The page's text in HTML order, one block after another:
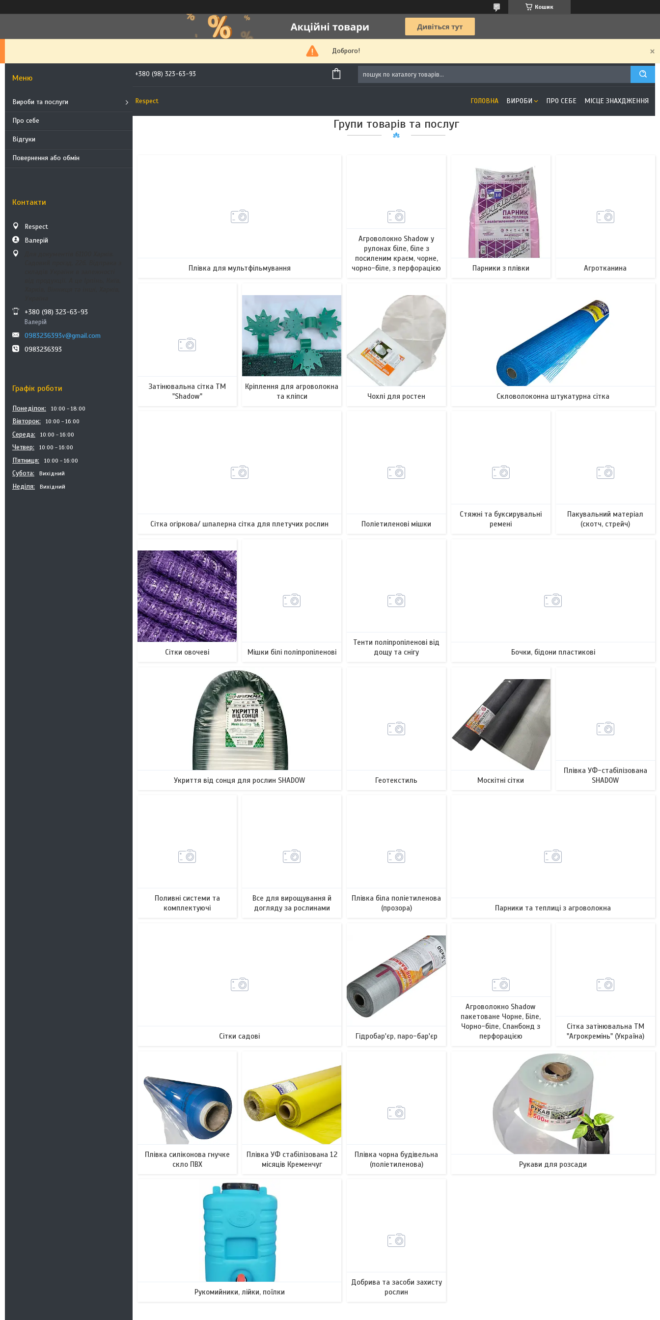
Кошик
Доброго!
Вироби та послуги
Про себе
Відгуки
Повернення або обмін
Контакти
Respect
Валерій
+380 (98) 323-63-93
Валерій
0983236393v@gmail.com
0983236393
Графік роботи
Понеділок 10:00 18:00
Вівторок 10:00 16:00
Середа 10:00 16:00
Четвер 10:00 16:00
Пʼятниця 10:00 16:00
Субота Вихідний
Неділя Вихідний
+380 (98) 323-63-93
Respect ГОЛОВНА ВИРОБИ ПРО СЕБЕ МІСЦЕ ЗНАХДЖЕННЯ
Групи товарів та послуг
Плівка для мультфільмування
Агроволокно Shadow у
рулонах біле, біле з
посиленим краєм, чорне,
чорно-біле, з перфорацією
Парники з плівки Агротканина
Затінювальна сітка ТМ
"Shadow"
Кріплення для агроволокна
та кліпси
Чохлі для ростен Скловолоконна штукатурна сітка
Сітка огіркова/ шпалерна сітка для плетучих рослин
9
Поліетиленові мішки
Стяжні та буксирувальні
ремені
Пакувальний матеріал
(скотч, стрейч)
Сітки овочеві Мішки білі поліпропіленові
Тенти поліпропіленові від
дощу та снігу
Бочки, бідони пластикові
10
Укриття від сонця для рослин SHADOW Геотекстиль Москітні сітки
Плівка УФ-стабілізована
SHADOW
Поливні системи та
комплектуючі
Все для вирощування й
догляду за рослинами
Плівка біла поліетиленова
(прозора)
58
Парники та теплиці з агроволокна
Сітки садові Гідробар'єр, паро-бар'єр
Агроволокно Shadow
пакетоване Чорне, Біле,
Чорно-біле, Спанбонд з
перфорацією
Сітка затінювальна ТМ
"Агрокремінь" (Україна)
Плівка силіконова гнучке
скло ПВХ
Плівка УФ стабілізована 12
місяців Кременчуг
Плівка чорна будівельна
(поліетиленова)
Рукави для розсади
Рукомийники, лійки, поїлки
Добрива та засоби захисту
рослин